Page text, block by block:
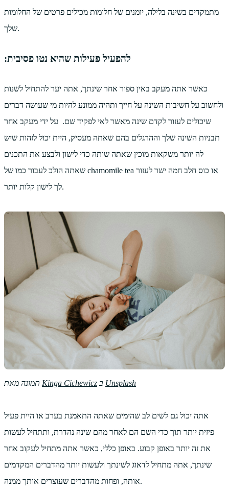
מתמקדים בשינה בלילה, יומנים של חלומות מכילים פרטים של החלומות
שלך.
:להפעיל פעילות שהיא נטו פסיבית
כאשר אתה מעקב באין ספור אחר שינתך, אתה יער להתחיל לשנות
ולחשוב על חשיבות השינה על חייך ותהיה ממונע להיות מי שעושה דברים
שיכולים לעזור לקדם שינה מאשר לאי לפקיד שם. על ידי מעקב אחר
תבניות השינה שלך וההרגלים בהם שאתה מעסיק, היית יכול לזהות שיש
לה יותר משקאות מוכין שאתה שותה כדי לישון ולבצע את התכנים
שאתה הולכ לעבור כמו של chamomile tea או כוס חלב חמה ישר לעזור
לך לישון קלות יותר.
תמונה מאת Kinga Cichewicz ב Unsplash
אתה יכול גם לשים לב שהימים שאתה התאמנת בערב או היית פעיל
פיזית יותר תוך כדי השם הם לאחר מהם שינה נהדרת, ותתחיל לעשות
את זה יותר באופן קבוע. באופן כללי, כאשר אתה מתחיל לעקוב אחר
שינתך, אתה מתחיל לדאוג לשינתך ולעשות יותר מהדברים המקדמים
אותה, ופחות מהדברים שעוצרים אותך ממנה.